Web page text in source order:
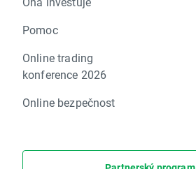
Pomoc
Online trading
konference 2026
Online bezpečnost